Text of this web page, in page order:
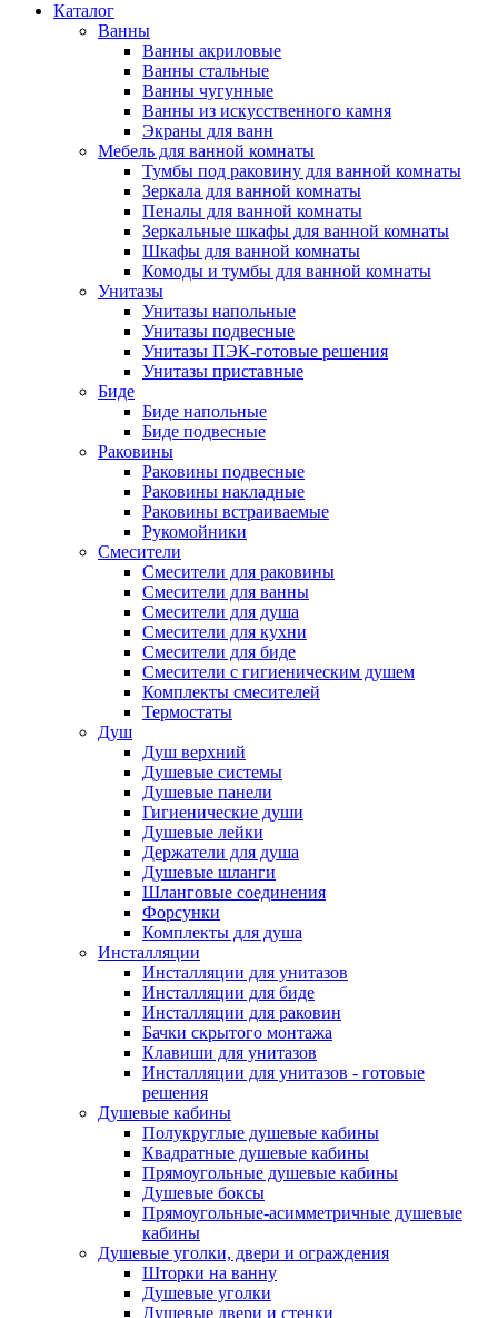
Каталог
Ванны
Ванны акриловые
Ванны стальные
Ванны чугунные
Ванны из искусственного камня
Экраны для ванн
Мебель для ванной комнаты
Тумбы под раковину для ванной комнаты
Зеркала для ванной комнаты
Пеналы для ванной комнаты
Зеркальные шкафы для ванной комнаты
Шкафы для ванной комнаты
Комоды и тумбы для ванной комнаты
Унитазы
Унитазы напольные
Унитазы подвесные
Унитазы ПЭК-готовые решения
Унитазы приставные
Биде
Биде напольные
Биде подвесные
Раковины
Раковины подвесные
Раковины накладные
Раковины встраиваемые
Рукомойники
Смесители
Смесители для раковины
Смесители для ванны
Смесители для душа
Смесители для кухни
Смесители для биде
Смесители с гигиеническим душем
Комплекты смесителей
Термостаты
Душ
Душ верхний
Душевые системы
Душевые панели
Гигиенические души
Душевые лейки
Держатели для душа
Душевые шланги
Шланговые соединения
Форсунки
Комплекты для душа
Инсталляции
Инсталляции для унитазов
Инсталляции для биде
Инсталляции для раковин
Бачки скрытого монтажа
Клавиши для унитазов
Инсталляции для унитазов - готовые
решения
Душевые кабины
Полукруглые душевые кабины
Квадратные душевые кабины
Прямоугольные душевые кабины
Душевые боксы
Прямоугольные-асимметричные душевые
кабины
Душевые уголки, двери и ограждения
Шторки на ванну
Душевые уголки
Душевые двери и стенки